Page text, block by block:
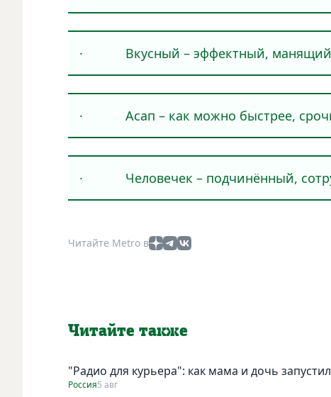
· Вкусный – эффектный, манящий
· Асап – как можно быстрее,
· Человечек – подчинённый,
Читайте Metro в
Читайте также
"Радио для курьера": как мама и дочь
Россия5 авг